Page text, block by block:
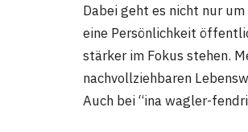
Dabei geht es nicht nur
eine Persönlichkeit
stärker im Fokus stehen.
nachvollziehbaren
Auch bei “ina wagler-